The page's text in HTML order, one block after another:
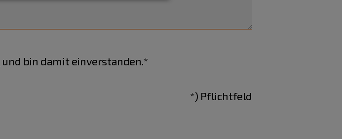
und bin damit einverstanden.*
*) Pflichtfeld